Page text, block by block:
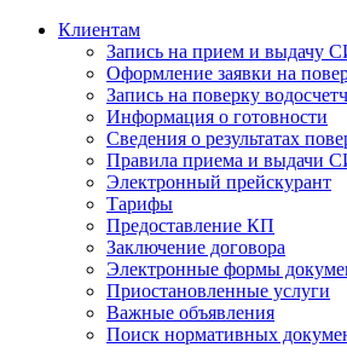
Клиентам
Запись на прием и выдачу
Оформление заявки на
Запись на поверку
Информация о готовности
Сведения о результатах
Правила приема и выдачи
Электронный прейскурант
Тарифы
Предоставление КП
Заключение договора
Электронные формы
Приостановленные услуги
Важные объявления
Поиск нормативных